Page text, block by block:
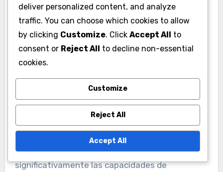
proporcionado consistentemente materiales de
elaboración valiosos, convirtiéndolos en una
fuente confiable para los jugadores que buscan
mejorar su equipo.
Por ejemplo, los eventos estacionales a menudo
presentan cofres únicos que incluyen
materiales de elaboración raros, mientras que
los eventos por tiempo limitado pueden ofrecer
artículos exclusivos que pueden aumentar
significativamente las capacidades de
deliver personalized content, and analyze
traffic. You can choose which cookies to allow
by clicking Customize. Click Accept All to
consent or Reject All to decline non-essential
cookies.
Customize
Reject All
Accept All